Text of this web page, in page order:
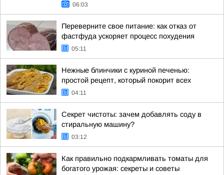
06:03
Переверните свое питание: как отказ от
фастфуда ускоряет процесс похудения
05:11
Нежные блинчики с куриной печенью:
простой рецепт, который покорит всех
04:11
Секрет чистоты: зачем добавлять соду в
стиральную машину?
03:12
Как правильно подкармливать томаты для
богатого урожая: секреты и советы